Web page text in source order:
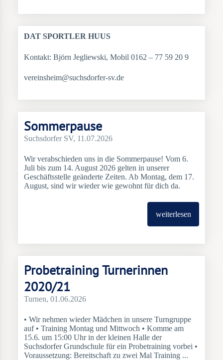
DAT SPORTLER HUUS
Kontakt: Björn Jegliewski, Mobil 0162 – 77 59 20 9
vereinsheim@suchsdorfer-sv.de
Sommerpause
Suchsdorfer SV, 11.07.2026
Wir verabschieden uns in die Sommerpause! Vom 6.
Juli bis zum 14. August 2026 gelten in unserer
Geschäftsstelle geänderte Zeiten. Ab Montag, dem 17.
August, sind wir wieder wie gewohnt für dich da.
weiterlesen
Probetraining Turnerinnen
2020/21
Turnen, 01.06.2026
• Wir nehmen wieder Mädchen in unsere Turngruppe
auf • Training Montag und Mittwoch • Komme am
15.6. um 15:00 Uhr in der kleinen Halle der
Suchsdorfer Grundschule für ein Probetraining vorbei •
Voraussetzung: Bereitschaft zu zwei Mal Training ...